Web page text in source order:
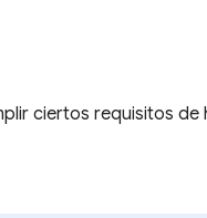
ciertos requisitos de